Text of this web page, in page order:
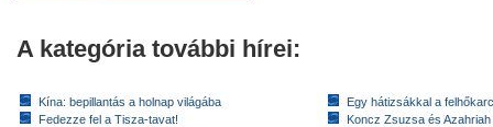
A kategória további hírei:
Kína: bepillantás a holnap világába
Fedezze fel a Tisza-tavat!
Egy hátizsákkal a
Koncz Zsuzsa és